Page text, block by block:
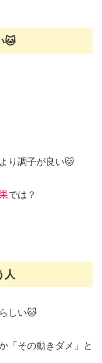
🐱
り調子が良い🐱
では？
人
らしい🐱
「その動きダメ」と